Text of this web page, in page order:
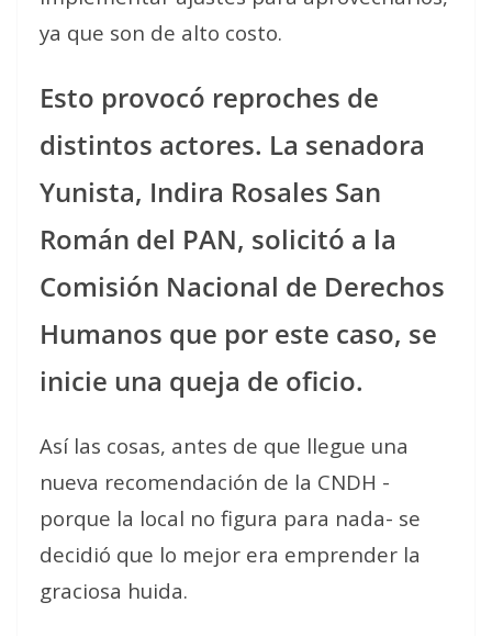
ya que son de alto costo.
Esto provocó reproches de
distintos actores. La senadora
Yunista, Indira Rosales San
Román del PAN, solicitó a la
Comisión Nacional de Derechos
Humanos que por este caso, se
inicie una queja de oficio.
Así las cosas, antes de que llegue una
nueva recomendación de la CNDH -
porque la local no figura para nada- se
decidió que lo mejor era emprender la
graciosa huida.